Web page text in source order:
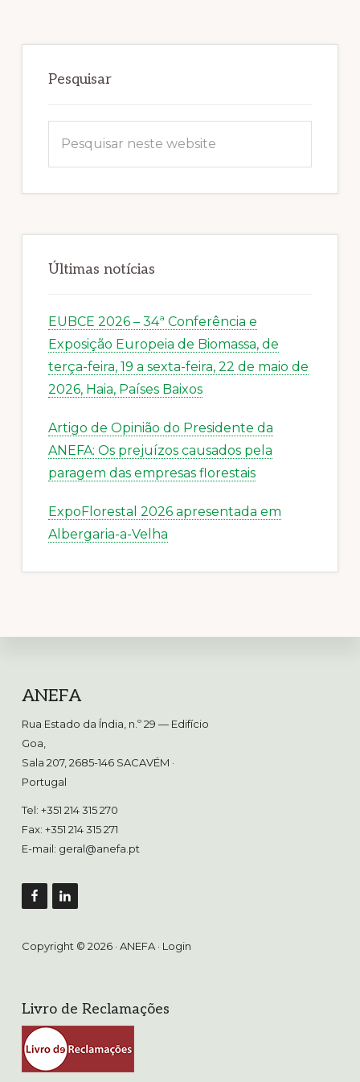
primária
Pesquisar
Últimas notícias
EUBCE 2026 – 34ª Conferência e
Exposição Europeia de Biomassa, de
terça-feira, 19 a sexta-feira, 22 de maio de
2026, Haia, Países Baixos
Artigo de Opinião do Presidente da
ANEFA: Os prejuízos causados pela
paragem das empresas florestais
ExpoFlorestal 2026 apresentada em
Albergaria-a-Velha
Footer
ANEFA
Rua Estado da Índia, n.º 29 — Edifício
Goa,
Sala 207, 2685-146 SACAVÉM ·
Portugal
Tel: +351 214 315 270
Fax: +351 214 315 271
E-mail: geral@anefa.pt
Copyright © 2026 · ANEFA · Login
Livro de Reclamações